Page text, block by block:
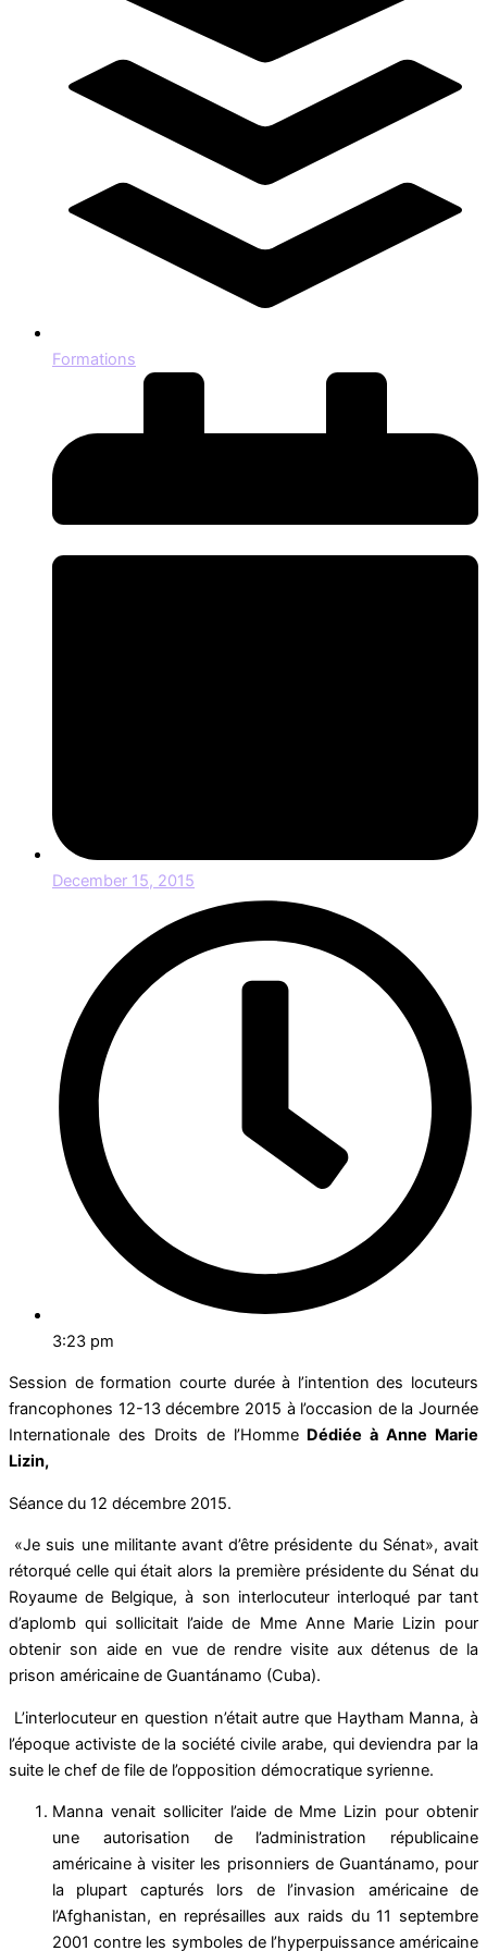
Formations
December 15, 2015
3:23 pm
Session de formation courte durée à l’intention des locuteurs
francophones 12-13 décembre 2015 à l’occasion de la Journée
Internationale des Droits de l’Homme Dédiée à Anne Marie
Lizin,
Séance du 12 décembre 2015.
«Je suis une militante avant d’être présidente du Sénat», avait
rétorqué celle qui était alors la première présidente du Sénat du
Royaume de Belgique, à son interlocuteur interloqué par tant
d’aplomb qui sollicitait l’aide de Mme Anne Marie Lizin pour
obtenir son aide en vue de rendre visite aux détenus de la
prison américaine de Guantánamo (Cuba).
L’interlocuteur en question n’était autre que Haytham Manna, à
l’époque activiste de la société civile arabe, qui deviendra par la
suite le chef de file de l’opposition démocratique syrienne.
Manna venait solliciter l’aide de Mme Lizin pour obtenir
une autorisation de l’administration républicaine
américaine à visiter les prisonniers de Guantánamo, pour
la plupart capturés lors de l’invasion américaine de
l’Afghanistan, en représailles aux raids du 11 septembre
2001 contre les symboles de l’hyperpuissance américaine